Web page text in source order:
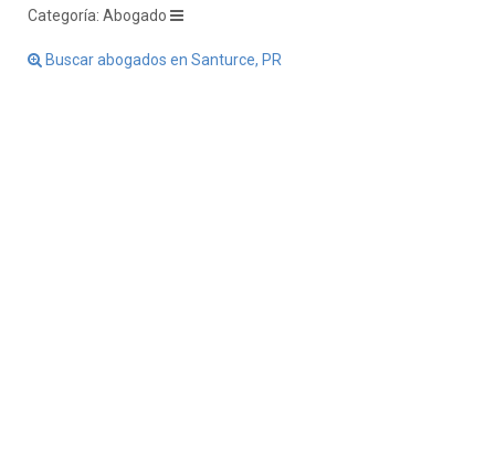
Categoría: Abogado
Buscar abogados en Santurce, PR